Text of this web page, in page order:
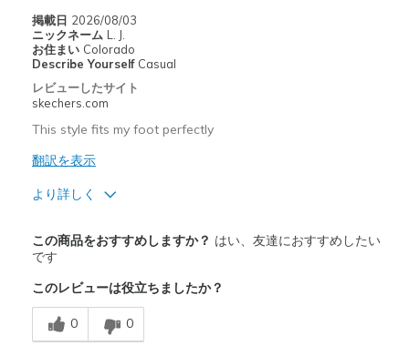
Width
Sizing
掲載日 2026/08/03
ニックネーム L. J.
お住まい Colorado
Describe Yourself Casual
レビューしたサイト
skechers.com
This style fits my foot perfectly
翻訳を表示
より詳しく
Attractive Design
Comfortable
以下に最適
この商品をおすすめしますか？ はい、友達におすすめしたい
です
このレビューは役立ちましたか？
0 0